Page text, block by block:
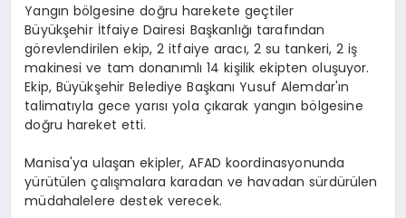
Yangın bölgesine doğru harekete geçtiler
Büyükşehir İtfaiye Dairesi Başkanlığı tarafından
görevlendirilen ekip, 2 itfaiye aracı, 2 su tankeri, 2 iş
makinesi ve tam donanımlı 14 kişilik ekipten oluşuyor.
Ekip, Büyükşehir Belediye Başkanı Yusuf Alemdar'ın
talimatıyla gece yarısı yola çıkarak yangın bölgesine
doğru hareket etti.
Manisa'ya ulaşan ekipler, AFAD koordinasyonunda
yürütülen çalışmalara karadan ve havadan sürdürülen
müdahalelere destek verecek.